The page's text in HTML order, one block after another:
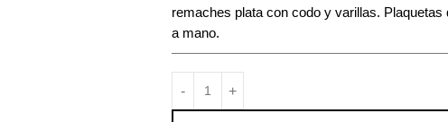
remaches plata con codo y varillas.
a mano.